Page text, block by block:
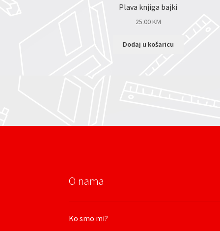
Plava knjiga bajki
25.00KM
Dodaj u košaricu
O nama
Ko smo mi?